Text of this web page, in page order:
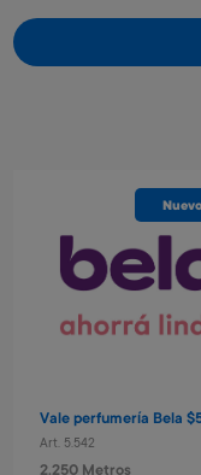
Casco con luz azul
Art. 684
7.100 Metros
Nuevo
Vale perfumería Bela
Art. 5.542